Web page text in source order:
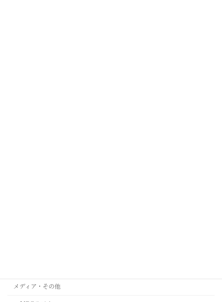
メディア・その他